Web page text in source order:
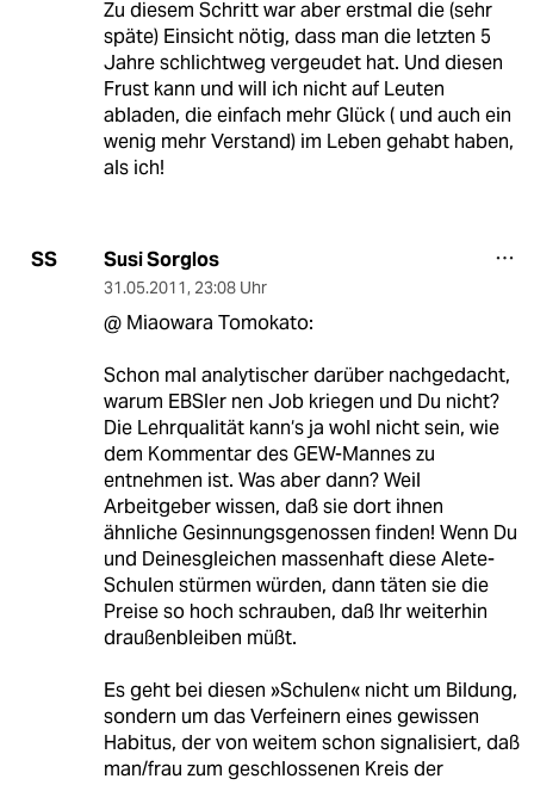
Zu diesem Schritt war aber erstmal die (sehr
späte) Einsicht nötig, dass man die letzten 5
Jahre schlichtweg vergeudet hat. Und diesen
Frust kann und will ich nicht auf Leuten
abladen, die einfach mehr Glück ( und auch ein
wenig mehr Verstand) im Leben gehabt haben,
als ich!
SS Susi Sorglos
31.05.2011, 23:08 Uhr
@ Miaowara Tomokato:
Schon mal analytischer darüber nachgedacht,
warum EBSler nen Job kriegen und Du nicht?
Die Lehrqualität kann‘s ja wohl nicht sein, wie
dem Kommentar des GEW-Mannes zu
entnehmen ist. Was aber dann? Weil
Arbeitgeber wissen, daß sie dort ihnen
ähnliche Gesinnungsgenossen finden! Wenn Du
und Deinesgleichen massenhaft diese Alete-
Schulen stürmen würden, dann täten sie die
Preise so hoch schrauben, daß Ihr weiterhin
draußenbleiben müßt.
Es geht bei diesen »Schulen« nicht um Bildung,
sondern um das Verfeinern eines gewissen
Habitus, der von weitem schon signalisiert, daß
man/frau zum geschlossenen Kreis der